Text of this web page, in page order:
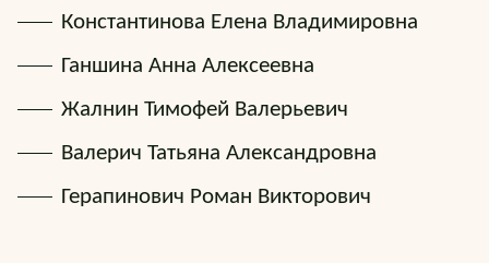
Константинова Елена Владимировна
Ганшина Анна Алексеевна
Жалнин Тимофей Валерьевич
Валерич Татьяна Александровна
Герапинович Роман Викторович